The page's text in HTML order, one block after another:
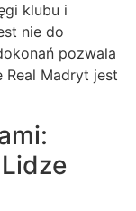
klubu i
nie do
pozwala
Real Madryt jest